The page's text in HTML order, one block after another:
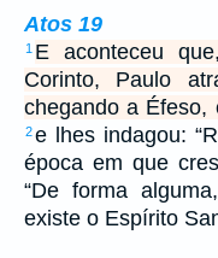
Atos 19
1 E aconteceu
Corinto, Paulo
chegando a Éfeso,
2e lhes indagou:
época em que
“De forma
existe o Espírito